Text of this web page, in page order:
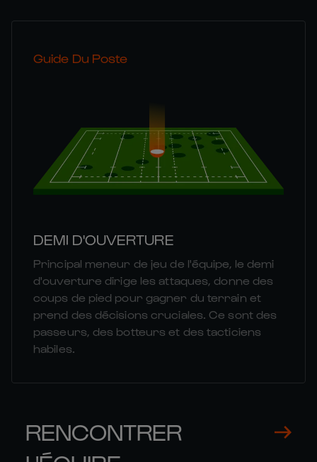
Guide Du Poste
DEMI D'OUVERTURE
Principal meneur de jeu de l'équipe, le demi
d'ouverture dirige les attaques, donne des
coups de pied pour gagner du terrain et
prend des décisions cruciales. Ce sont des
passeurs, des botteurs et des tacticiens
habiles.
RENCONTRER